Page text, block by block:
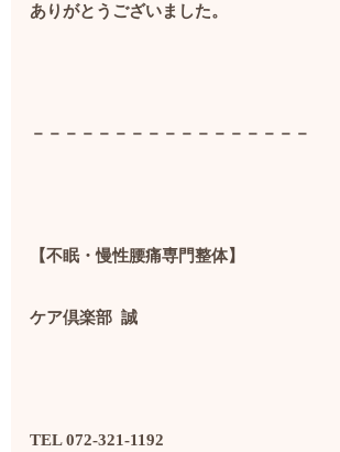
ありがとうございました。
－－－－－－－－－－－－－－－－－
【不眠・慢性腰痛専門整体】
ケア倶楽部 誠
TEL 072-321-1192